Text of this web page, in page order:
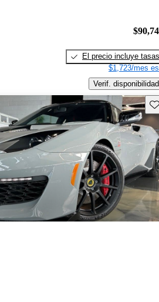
El precio incluye tasas
$1,723/mes
Verif. disponibilidad